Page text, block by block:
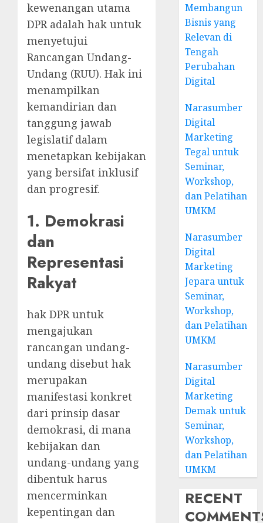
kewenangan utama
DPR adalah hak untuk
menyetujui
Rancangan Undang-
Undang (RUU). Hak ini
menampilkan
kemandirian dan
tanggung jawab
legislatif dalam
menetapkan kebijakan
yang bersifat inklusif
dan progresif.
1. Demokrasi
dan
Representasi
Rakyat
hak DPR untuk
mengajukan
rancangan undang-
undang disebut hak
merupakan
manifestasi konkret
dari prinsip dasar
demokrasi, di mana
kebijakan dan
undang-undang yang
dibentuk harus
mencerminkan
kepentingan dan
Membangun
Bisnis yang
Relevan di
Tengah
Perubahan
Digital
Narasumber
Digital
Marketing
Tegal untuk
Seminar,
Workshop,
dan Pelatihan
UMKM
Narasumber
Digital
Marketing
Jepara untuk
Seminar,
Workshop,
dan Pelatihan
UMKM
Narasumber
Digital
Marketing
Demak untuk
Seminar,
Workshop,
dan Pelatihan
UMKM
RECENT